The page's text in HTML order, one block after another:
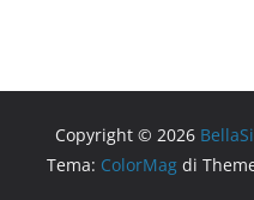
Copyright © 2026
Tema: ColorMag di